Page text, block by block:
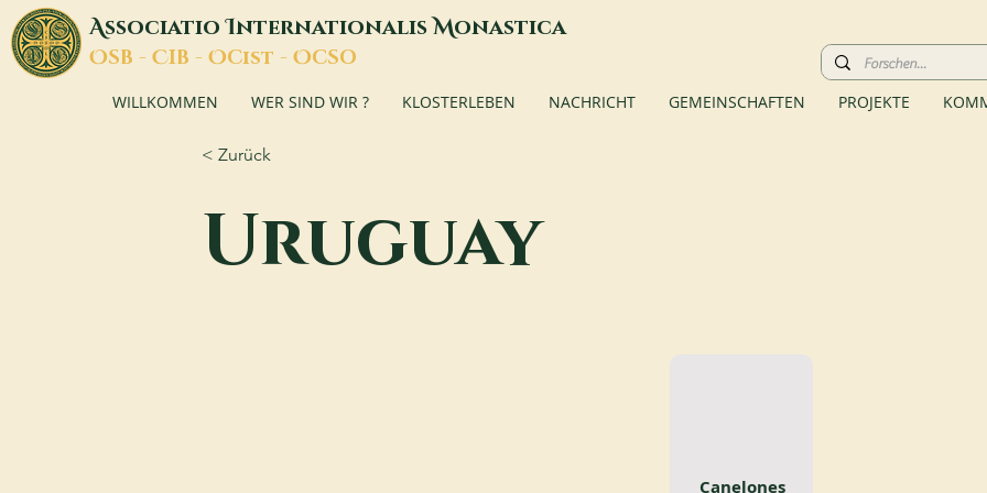
AssociatioInternationalisMonastica
OSB - CIB - OCist - OCSO
WILLKOMMEN WER SIND WIR ? KLOSTERLEBEN NACHRICHT GEMEINSCHAFTEN PROJEKTE
< Zurück
Uruguay
Canelones